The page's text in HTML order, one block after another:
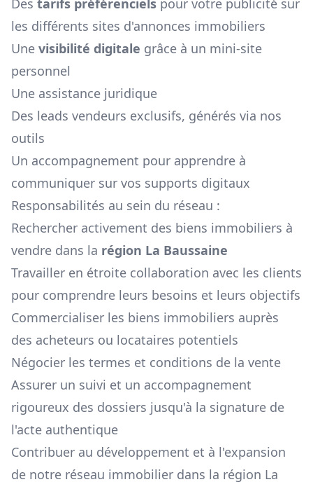
Des tarifs préférenciels pour votre publicité sur
les différents sites d'annonces immobiliers
Une visibilité digitale grâce à un mini-site
personnel
Une assistance juridique
Des leads vendeurs exclusifs, générés via nos
outils
Un accompagnement pour apprendre à
communiquer sur vos supports digitaux
Responsabilités au sein du réseau :
Rechercher activement des biens immobiliers à
vendre dans la région La Baussaine
Travailler en étroite collaboration avec les clients
pour comprendre leurs besoins et leurs objectifs
Commercialiser les biens immobiliers auprès
des acheteurs ou locataires potentiels
Négocier les termes et conditions de la vente
Assurer un suivi et un accompagnement
rigoureux des dossiers jusqu'à la signature de
l'acte authentique
Contribuer au développement et à l'expansion
de notre réseau immobilier dans la région La